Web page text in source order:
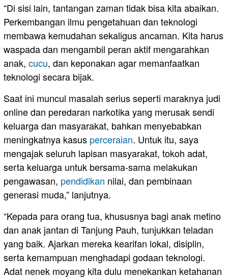
“Di sisi lain, tantangan zaman tidak bisa kita abaikan.
Perkembangan ilmu pengetahuan dan teknologi
membawa kemudahan sekaligus ancaman. Kita harus
waspada dan mengambil peran aktif mengarahkan
anak, cucu, dan keponakan agar memanfaatkan
teknologi secara bijak.
Saat ini muncul masalah serius seperti maraknya judi
online dan peredaran narkotika yang merusak sendi
keluarga dan masyarakat, bahkan menyebabkan
meningkatnya kasus perceraian. Untuk itu, saya
mengajak seluruh lapisan masyarakat, tokoh adat,
serta keluarga untuk bersama-sama melakukan
pengawasan, pendidikan nilai, dan pembinaan
generasi muda,” lanjutnya.
“Kepada para orang tua, khususnya bagi anak metino
dan anak jantan di Tanjung Pauh, tunjukkan teladan
yang baik. Ajarkan mereka kearifan lokal, disiplin,
serta kemampuan menghadapi godaan teknologi.
Adat nenek moyang kita dulu menekankan ketahanan